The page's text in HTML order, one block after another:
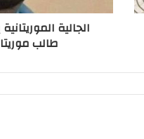
الجالية
طالب